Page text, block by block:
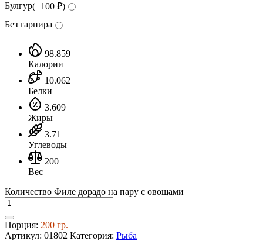
Булгур(+100 ₽)
Без гарнира
98.859
Калории
10.062
Белки
3.609
Жиры
3.71
Углеводы
200
Вес
Количество Филе дорадо на пару с овощами
Порция: 200 гр.
Артикул: 01802 Категория: Рыба